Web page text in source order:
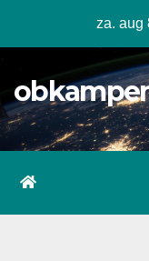
za. aug